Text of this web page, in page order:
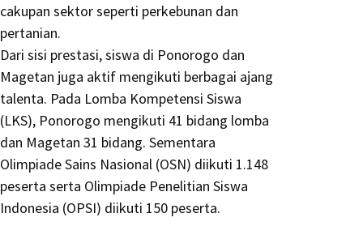
cakupan sektor seperti perkebunan dan
pertanian.
Dari sisi prestasi, siswa di Ponorogo dan
Magetan juga aktif mengikuti berbagai ajang
talenta. Pada Lomba Kompetensi Siswa
(LKS), Ponorogo mengikuti 41 bidang lomba
dan Magetan 31 bidang. Sementara
Olimpiade Sains Nasional (OSN) diikuti 1.148
peserta serta Olimpiade Penelitian Siswa
Indonesia (OPSI) diikuti 150 peserta.